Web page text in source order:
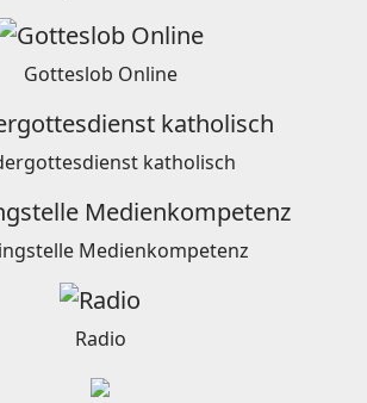
Gotteslob Online
katholisch
Medienkompetenz
Radio